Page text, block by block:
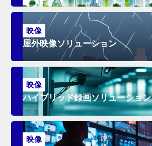
映像
屋外映像ソリューション
映像
ハイブリッド録画ソリューション
映像